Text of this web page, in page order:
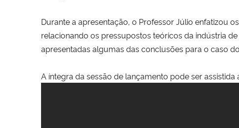
Durante a apresentação, o Professor Júlio enfatizou
relacionando os pressupostos teóricos da indústria
apresentadas algumas das conclusões para o caso
A íntegra da sessão de lançamento pode ser assistida